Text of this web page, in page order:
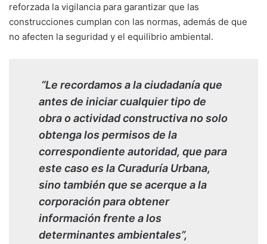
reforzada la vigilancia para garantizar que las
construcciones cumplan con las normas, además de que
no afecten la seguridad y el equilibrio ambiental.
“Le recordamos a la ciudadanía que
antes de iniciar cualquier tipo de
obra o actividad constructiva no solo
obtenga los permisos de la
correspondiente autoridad, que para
este caso es la Curaduría Urbana,
sino también que se acerque a la
corporación para obtener
información frente a los
determinantes ambientales”,